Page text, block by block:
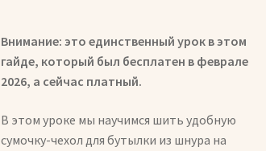
Внимание: это единственный урок в этом
гайде, который был бесплатен в феврале
2026, а сейчас платный.
В этом уроке мы научимся шить удобную
сумочку-чехол для бутылки из шнура на